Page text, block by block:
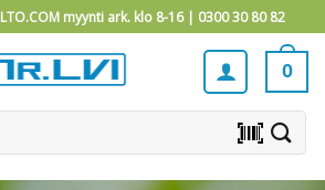
myynti ark. klo 8-16 | 0300 30 80 82
0
barcode_scanner